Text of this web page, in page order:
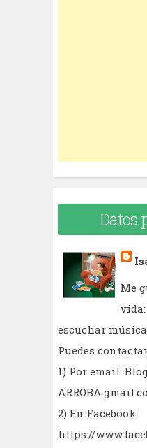
Datos
Me
escuchar música,
Puedes
1) Por email:
ARROBA
2) En Facebook:
https://